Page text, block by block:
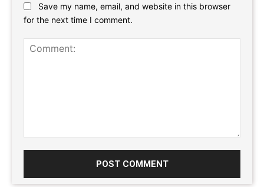
Save my name, email, and website in this browser
for the next time I comment.